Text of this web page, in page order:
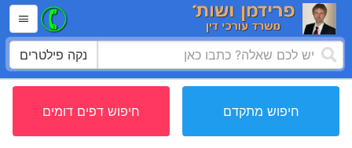
נקה פילטרים
חיפוש מתקדם חיפוש דפים דומים